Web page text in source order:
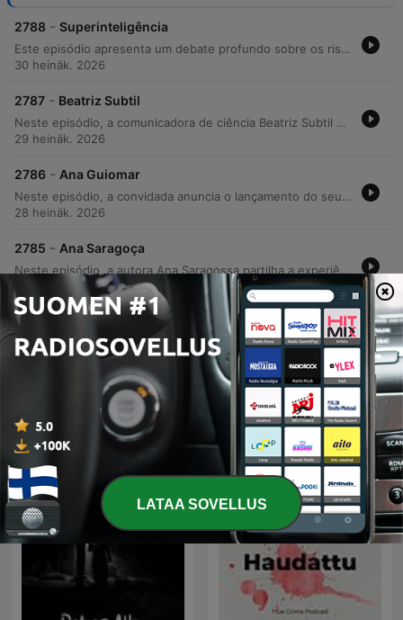
2788 - Superinteligência
Este episódio apresenta um debate profundo sobre os riscos e o futuro da inteligência artificial, abordando desde o medo da extinção humana e a possibilidade de uma superinteligência até as implicações éticas na música e nos direitos fundamentais. Os especialistas discutem se capacidades sobre-humanas já estão presentes e como sistemas autônomos podem trazer consequências imprevisíveis para a sociedade. A conversa explora também os desafios da regulamentação, especialmente na Europa, onde o risco de uma regulação excessiva pode sufocar a inovação e causar um "suicídio industrial". O debate aborda ainda o impacto da automação no mercado de trabalho, a necessidade de literacia digital desde a infância e o potencial positivo da IA em áreas críticas como a saúde.
30 heinäk. 2026
2787 - Beatriz Subtil
Neste episódio, a comunicadora de ciência Beatriz Subtil explora o impacto do estilo de vida moderno no nosso sistema nervoso. A conversa aborda como o excesso de prazer imediato e a facilidade de recompensa podem dessensibilizar o corpo, além de discutir o descompasso entre a nossa biologia ancestral e as rápidas mudanças tecnológicas. A discussão detalha o papel adaptativo do stress, os perigos do multitasking e a importância de estratégias de regulação para evitar que o stress agudo se torne crónico. Através de interações com ouvintes, exploram-se conceitos como a higiene do sistema nervoso e a necessidade de fechar ciclos de stress para manter a saúde mental e física.
29 heinäk. 2026
2786 - Ana Guiomar
Neste episódio, a convidada anuncia o lançamento do seu novo videocast sobre gastronomia, 'A Que Sabe o Amor', partilhando detalhes sobre a sua trajetória profissional e experiências de viagem. A conversa explora as diferenças de comportamento entre géneros, memórias afetivas ligadas à culinária familiar e reflexões sobre celebridades portuguesas. A discussão percorre temas variados, desde o impacto da tecnologia e inteligência artificial até curiosidades sobre a cultura popular e televisão em Portugal. O episódio encerra com conversas descontraídas sobre viagens, gastronomia e anedotas sobre figuras públicas.
28 heinäk. 2026
2785 - Ana Saragoça
Neste episódio, a autora Ana Saragossa partilha a experiência de realizar um Interrail sozinha aos 57 anos, detalhando o seu livro 'A Turista Invisível'. A conversa explora temas como a solidão, as memórias familiares e as impressões sobre viajar pela Europa e Itália. A discussão aborda ainda percalços em viagens, como alojamentos sinistros e documentos perdidos, evoluindo para reflexões profundas sobre a liberdade feminina na maturidade, dinâmicas de género e o impacto das novas tecnologias e interações culturais.
27 heinäk. 2026
Näytä lisää jaksoja
Lisää Yhteiskunta ja kulttuuri-
podcasteja
Näytä kaikki
LATAA SOVELLUS